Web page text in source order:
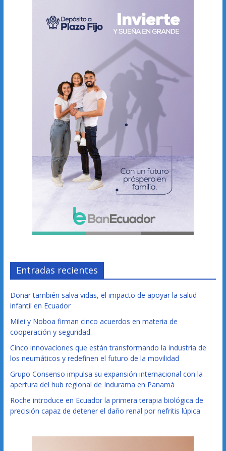
Entradas recientes
Donar también salva vidas, el impacto de apoyar la salud
infantil en Ecuador
Milei y Noboa firman cinco acuerdos en materia de
cooperación y seguridad.
Cinco innovaciones que están transformando la industria de
los neumáticos y redefinen el futuro de la movilidad
Grupo Consenso impulsa su expansión internacional con la
apertura del hub regional de Indurama en Panamá
Roche introduce en Ecuador la primera terapia biológica de
precisión capaz de detener el daño renal por nefritis lúpica